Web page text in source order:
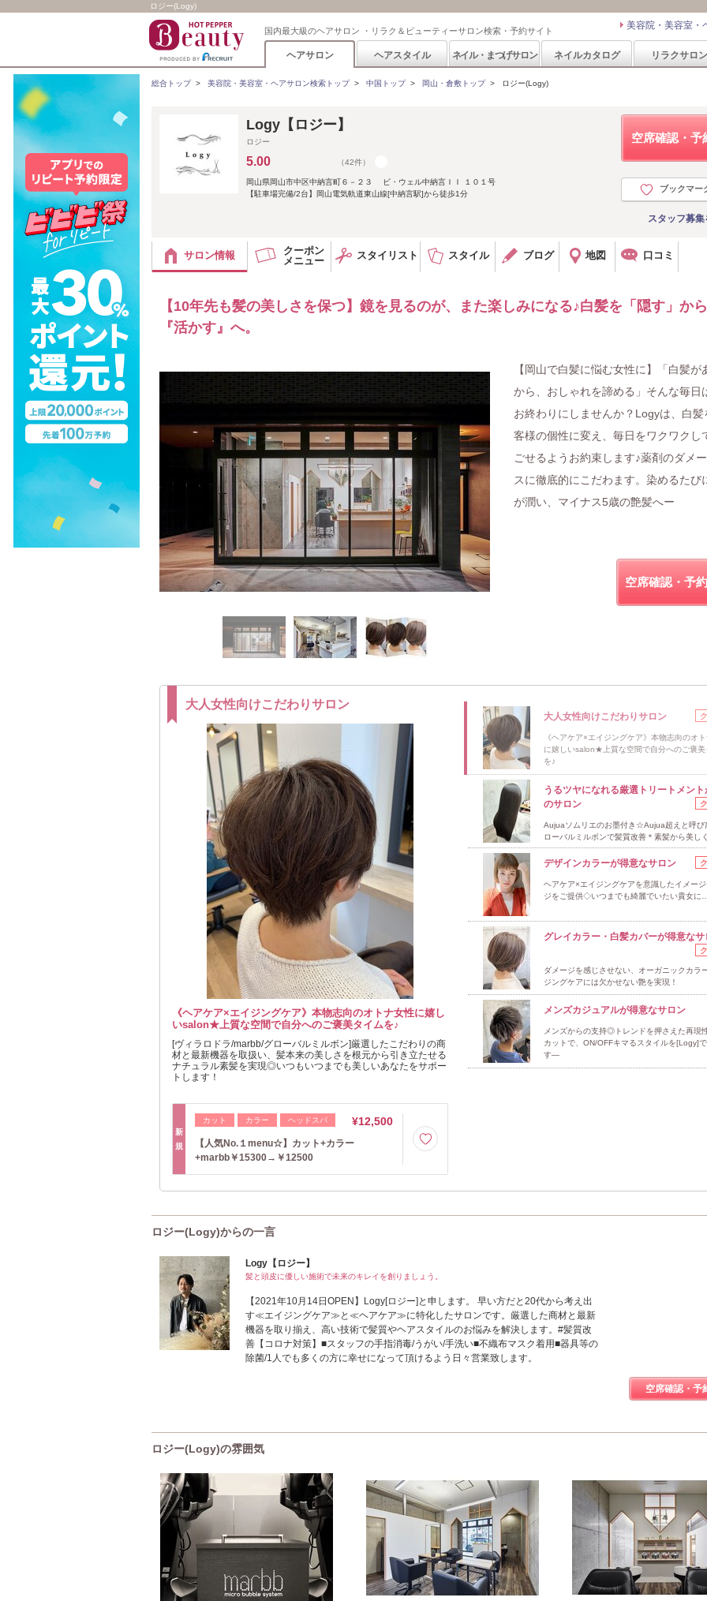
ロジー(Logy)
国内最大級のヘアサロン ・リラク＆ビューティーサロン検索・予約サイト 美容院・美容室・
ヘアサロン ヘアスタイル ネイル・まつげサロン ネイルカタログ リラクサロン
総合トップ> 美容院・美容室・ヘアサロン検索トップ> 中国トップ> 岡山・倉敷トップ> ロジー(Logy)
空席確認・予
ブックマー
スタッフ募
Logy【ロジー】
ロジー
5.00 （42件）
岡山県岡山市中区中納言町６－２３ ビ・ウェル中納言ＩＩ １０１号
【駐車場完備/2台】岡山電気軌道東山線[中納言駅]から徒歩1分
サロン情報
クーポン
メニュー
スタイリスト スタイル ブログ 地図 口コミ
【10年先も髪の美しさを保つ】鏡を見るのが、また楽しみになる♪白髪を「隠す」から
『活かす』へ。
【岡山で白髪に悩む女性に】「白髪が
から、おしゃれを諦める」そんな毎日
お終わりにしませんか？Logyは、白髪
客様の個性に変え、毎日をワクワクし
ごせるようお約束します♪薬剤のダメ
スに徹底的にこだわます。染めるたび
が潤い、マイナス5歳の艶髪へー
空席確認・予
大人女性向けこだわりサロン
《ヘアケア×エイジングケア》本物志向のオトナ女性に嬉し
いsalon★上質な空間で自分へのご褒美タイムを♪
[ヴィラロドラ/marbb/グローバルミルボン]厳選したこだわりの商
材と最新機器を取扱い、髪本来の美しさを根元から引き立たせる
ナチュラル素髪を実現◎いつもいつまでも美しいあなたをサポー
トします！
新
規
カット カラー ヘッドスパ ¥12,500
【人気No.１menu☆】カット+カラー
+marbb￥15300→￥12500
大人女性向けこだわりサロン
《ヘアケア×エイジングケア》本物志向のオ
に嬉しいsalon★上質な空間で自分へのご褒美
を♪
うるツヤになれる厳選トリートメント
のサロン
Aujuaソムリエのお墨付き☆Aujua超えと呼び
ローバルミルボンで髪質改善＊素髪から美し
デザインカラーが得意なサロン
ヘアケア×エイジングケアを意識したイメー
ジをご提供◇いつまでも綺麗でいたい貴女に
グレイカラー・白髪カバーが得意なサ
ダメージを感じさせない、オーガニックカラ
ジングケアには欠かせない艶を実現！
メンズカジュアルが得意なサロン
メンズからの支持◎トレンドを押さえた再現
カットで、ON/OFFキマるスタイルを[Logy]
す―
ロジー(Logy)からの一言
Logy【ロジー】
髪と頭皮に優しい施術で未来のキレイを創りましょう。
【2021年10月14日OPEN】Logy[ロジー]と申します。 早い方だと20代から考え出
す≪エイジングケア≫と≪ヘアケア≫に特化したサロンです。厳選した商材と最新
機器を取り揃え、高い技術で髪質やヘアスタイルのお悩みを解決します。#髪質改
善【コロナ対策】■スタッフの手指消毒/うがい/手洗い■不織布マスク着用■器具等の
除菌/1人でも多くの方に幸せになって頂けるよう日々営業致します。
空席確認・予
ロジー(Logy)の雰囲気